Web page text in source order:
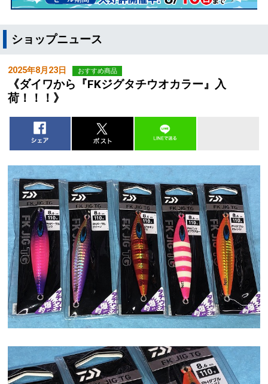
ショップニュース
2025年8月23日 おすすめ商品
《ダイワから『FKジグタチウオカラー』入
荷！！！》